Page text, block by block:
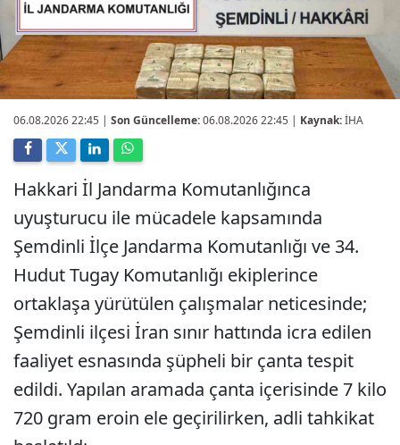
06.08.2026 22:45 | Son Güncelleme:06.08.2026 22:45 | Kaynak:İHA
Hakkari İl Jandarma Komutanlığınca
uyuşturucu ile mücadele kapsamında
Şemdinli İlçe Jandarma Komutanlığı ve 34.
Hudut Tugay Komutanlığı ekiplerince
ortaklaşa yürütülen çalışmalar neticesinde;
Şemdinli ilçesi İran sınır hattında icra edilen
faaliyet esnasında şüpheli bir çanta tespit
edildi. Yapılan aramada çanta içerisinde 7 kilo
720 gram eroin ele geçirilirken, adli tahkikat